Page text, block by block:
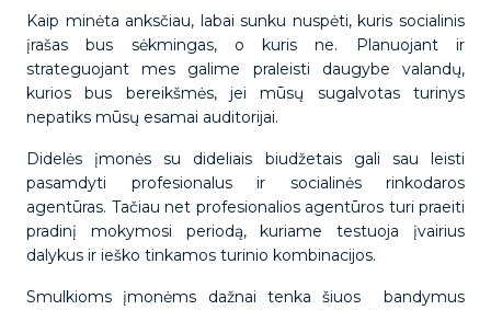
Kaip minėta anksčiau, labai sunku nuspėti, kuris socialinis
įrašas bus sėkmingas, o kuris ne. Planuojant ir
strateguojant mes galime praleisti daugybe valandų,
kurios bus bereikšmės, jei mūsų sugalvotas turinys
nepatiks mūsų esamai auditorijai.
Didelės įmonės su dideliais biudžetais gali sau leisti
pasamdyti profesionalus ir socialinės rinkodaros
agentūras. Tačiau net profesionalios agentūros turi praeiti
pradinį mokymosi periodą, kuriame testuoja įvairius
dalykus ir ieško tinkamos turinio kombinacijos.
Smulkioms įmonėms dažnai tenka šiuos bandymus